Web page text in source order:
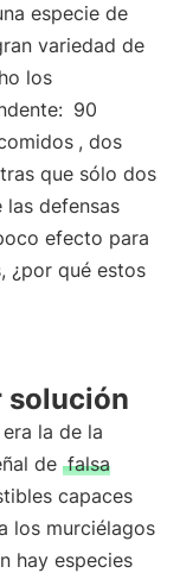
especie de
variedad de
los
90
, dos
que sólo dos
las defensas
efecto para
¿por qué estos
solución
la de la
de falsa
capaces
los murciélagos
hay especies